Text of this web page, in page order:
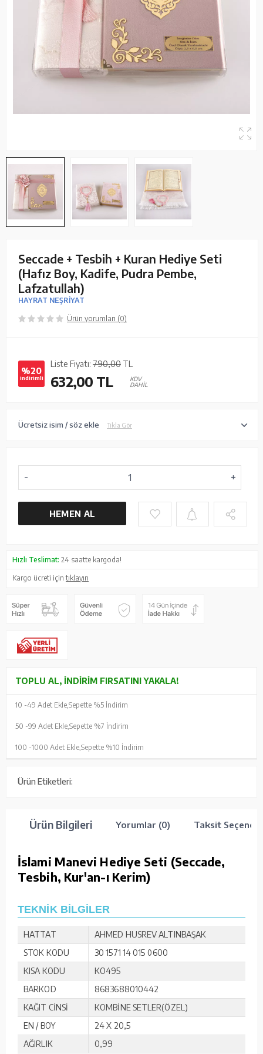
Seccade + Tesbih + Kuran Hediye Seti
(Hafız Boy, Kadife, Pudra Pembe,
Lafzatullah)
HAYRAT NEŞRİYAT
Ürün yorumları (0)
%20
indirimli
Liste Fiyatı: 790,00 TL
632,00 TL
KDV
DAHİL
Ücretsiz isim / söz ekle Tıkla Gör
HEMEN AL
Hızlı Teslimat: 24 saatte kargoda!
Kargo ücreti içintıklayın
TOPLU AL, İNDIRIM FIRSATINI YAKALA!
10 -49 Adet Ekle, Sepette %5 İndirim
50 -99 Adet Ekle, Sepette %7 İndirim
100 -1000 Adet Ekle, Sepette %10 İndirim
Ürün Etiketleri:
Ürün Bilgileri Yorumlar (0) Taksit
İslami Manevi Hediye Seti (Seccade,
Tesbih, Kur'an-ı Kerim)
TEKNİK BİLGİLER
HATTAT
AHMED HUSREV ALTINBAŞAK
STOK KODU
30 1571 14 015 0600
KISA KODU
KO495
BARKOD
8683688010442
KAĞIT CİNSİ
KOMBİNE SETLER(ÖZEL)
EN / BOY
24 X 20,5
AĞIRLIK
0,99